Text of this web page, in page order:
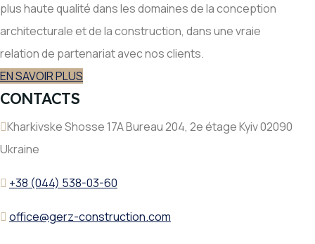
plus haute qualité dans les domaines de la conception
architecturale et de la construction, dans une vraie
relation de partenariat avec nos clients.
EN SAVOIR PLUS
CONTACTS
Kharkivske Shosse 17A Bureau 204, 2e étage Kyiv 02090
Ukraine
+38 (044) 538-03-60
office@gerz-construction.com